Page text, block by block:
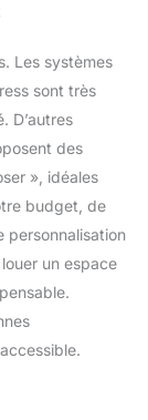
Les systèmes
sont très
D’autres
des
», idéales
budget, de
personnalisation
un espace